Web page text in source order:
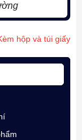
hộp và túi giấy